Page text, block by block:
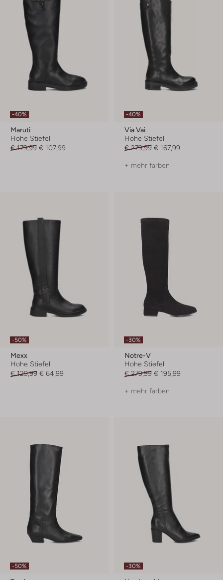
-40%
Maruti
Hohe Stiefel
€ 179,99 € 107,99
-40%
Via Vai
Hohe Stiefel
€ 279,99 € 167,99
+ mehr farben
-50%
Mexx
Hohe Stiefel
€ 129,99 € 64,99
-30%
Notre-V
Hohe Stiefel
€ 279,99 € 195,99
+ mehr farben
-50% -30%